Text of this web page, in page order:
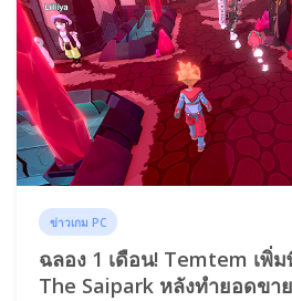
ข่าวเกม PC
ฉลอง 1 เดือน! Temtem เพิ่
The Saipark หลังทำยอดขา